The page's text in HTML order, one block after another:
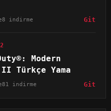
8 indirme Git
Modern
Türkçe Yama
81 indirme Git